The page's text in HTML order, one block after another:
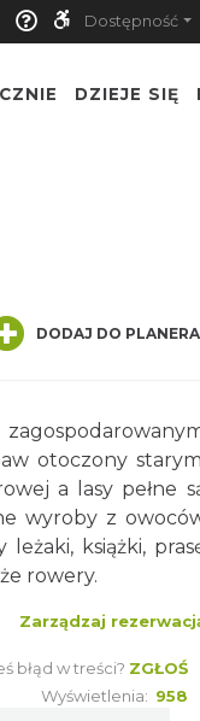
Dostępność
DZIEJE SIĘ
DODAJ DO PLANERA
otoczony
a lasy pełne
wyroby z
książki,
rowery.
Zarządzaj
błąd w treści? ZGŁOŚ
Wyświetlenia: 958